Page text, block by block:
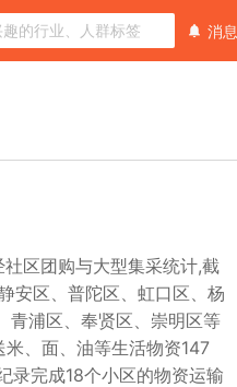
消息
区团购与大型集采统计,截
安区、普陀区、虹口区、杨
青浦区、奉贤区、崇明区等
、面、油等生活物资147
录完成18个小区的物资运输